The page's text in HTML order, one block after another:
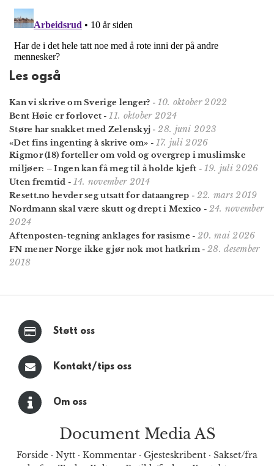
Les også
Kan vi skrive om Sverige lenger? - 10. oktober 2022
Bent Høie er forlovet -11. oktober 2024
Støre har snakket med Zelenskyj -28. juni 2023
«Det fins ingen­ting å skrive om» - 17. juli 2026
Rigmor (18) forteller om vold og overgrep i muslimske
miljøer: – Ingen kan få meg til å holde kjeft - 19. juli 2026
Uten fremtid - 14. november 2014
Resett.no hevder seg utsatt for dataangrep - 22. mars 2019
Nordmann skal være skutt og drept i Mexico - 24. november
2024
Aftenposten-tegning anklages for rasisme - 20. mai 2026
FN mener Norge ikke gjør nok mot hatkrim - 28. desember
2018
Støtt oss
Kontakt/tips oss
Om oss
Document Media AS
Forside · Nytt · Kommentar · Gjesteskribent · Sakset/fra